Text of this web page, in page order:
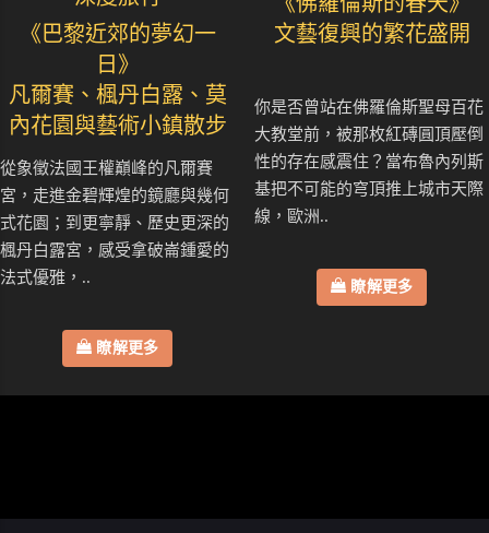
《巴黎近郊的夢幻一
日》
凡爾賽、楓丹白露、莫
內花園與藝術小鎮散步
從象徵法國王權巔峰的凡爾賽
宮，走進金碧輝煌的鏡廳與幾何
式花園；到更寧靜、歷史更深的
楓丹白露宮，感受拿破崙鍾愛的
法式優雅，..
瞭解更多
文藝復興的繁花盛開
你是否曾站在佛羅倫斯聖母百花
大教堂前，被那枚紅磚圓頂壓倒
性的存在感震住？當布魯內列斯
基把不可能的穹頂推上城市天際
線，歐洲..
瞭解更多